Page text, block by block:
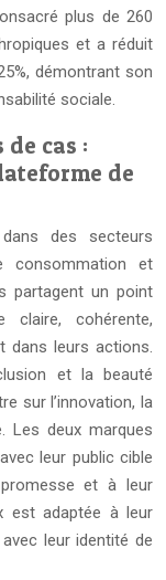
plus de 260
et a réduit
démontrant son
sociale.
cas :
de
des secteurs
consommation et
partagent un point
cohérente,
dans leurs actions.
et la beauté
sur l’innovation, la
Les deux marques
leur public cible
et à leur
est adaptée à leur
leur identité de